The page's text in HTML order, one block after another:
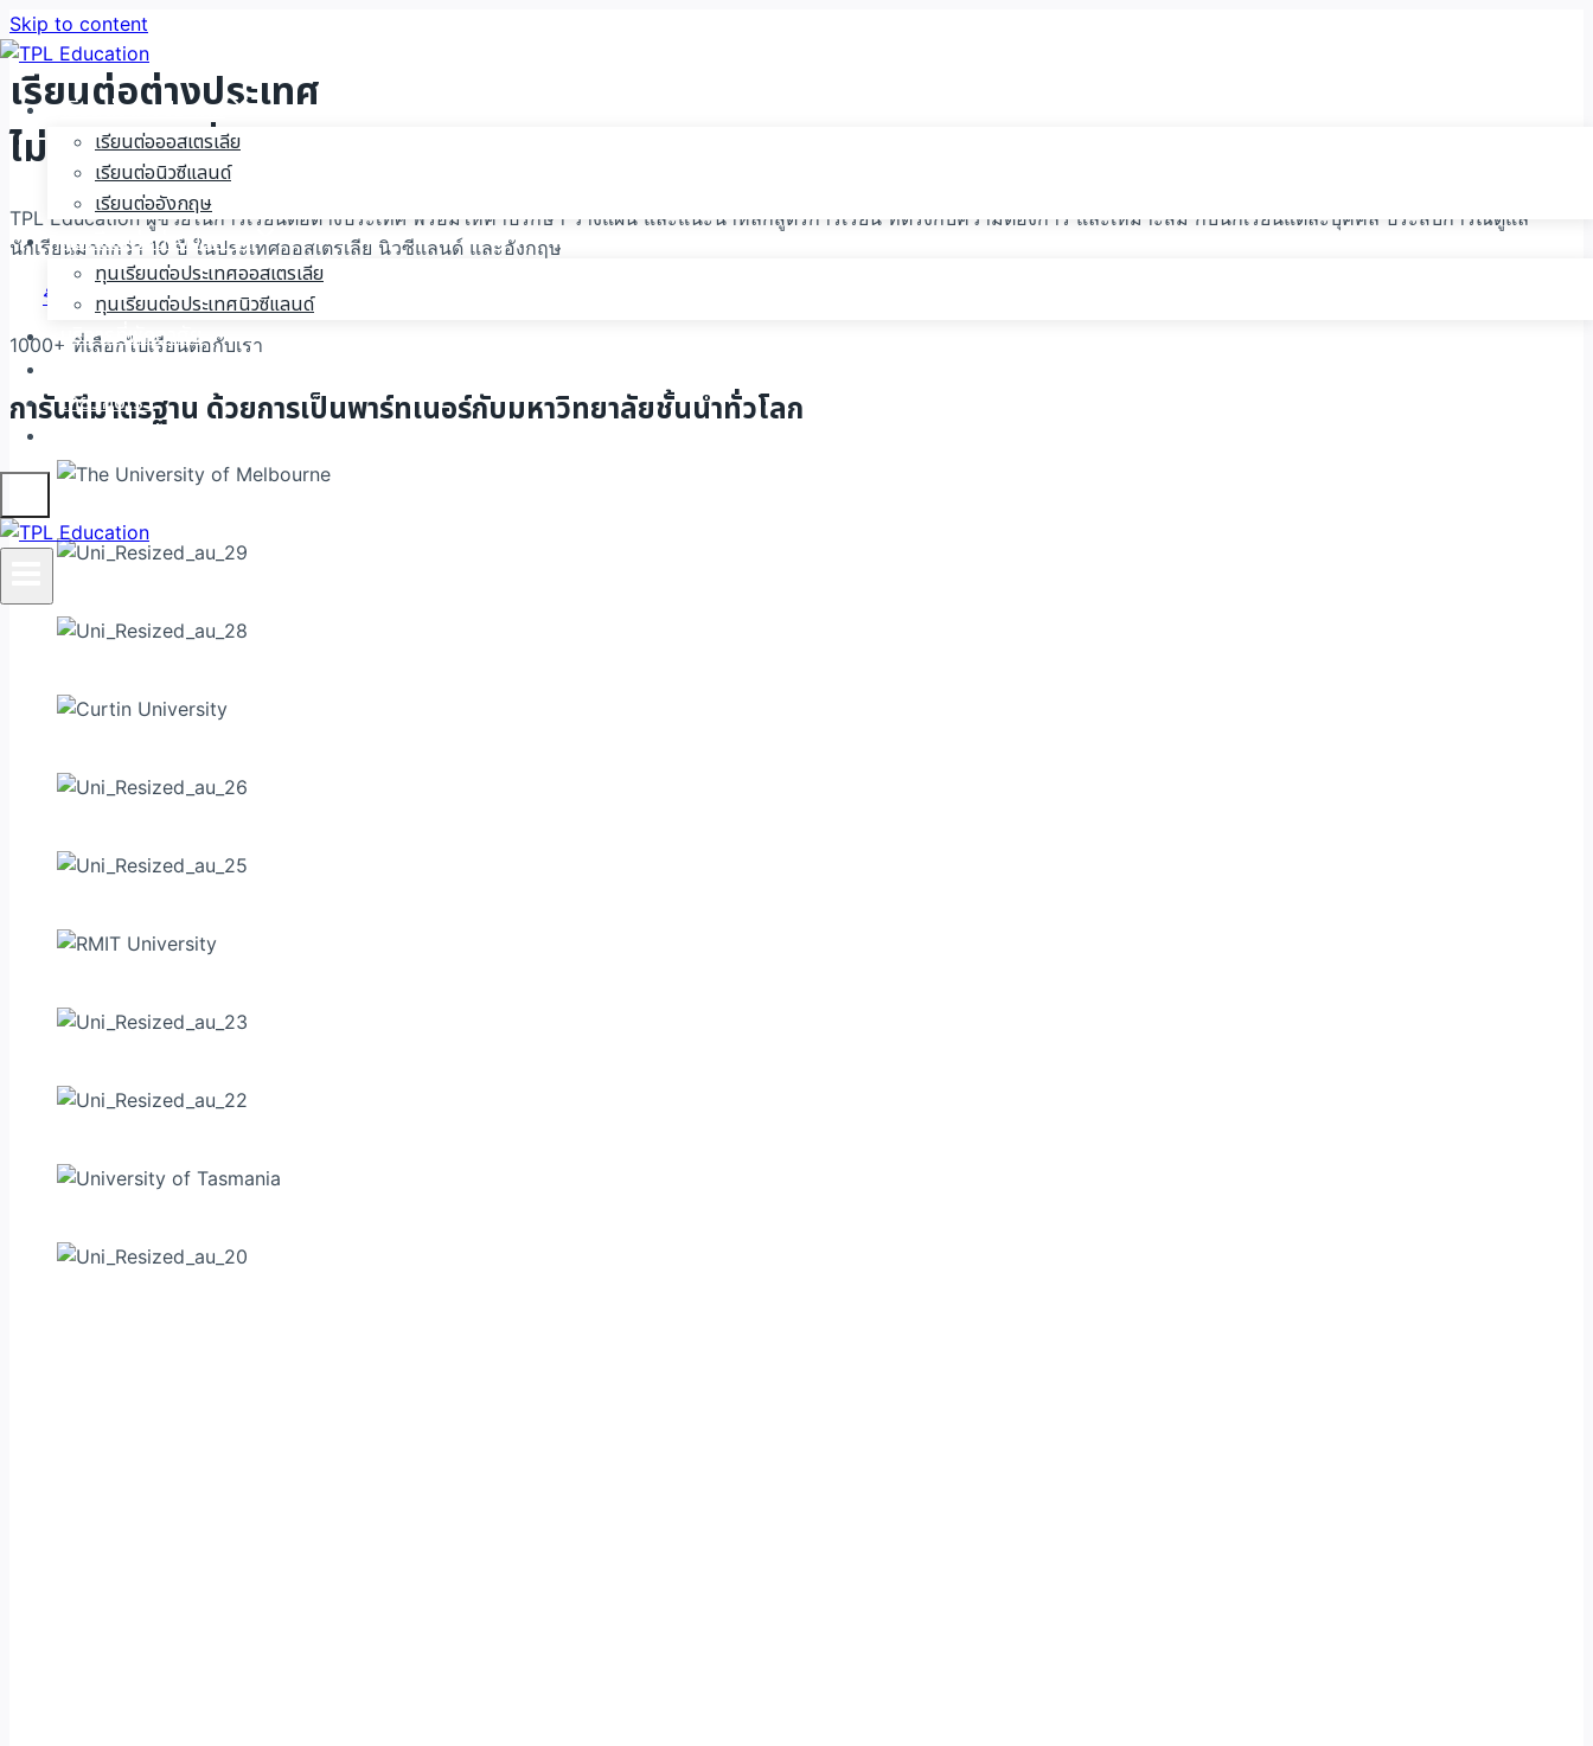
Skip to content
เรียนต่อต่างประเทศ
เรียนต่อออสเตรเลีย
เรียนต่อนิวซีแลนด์
เรียนต่ออังกฤษ
ทุนเรียนต่อต่างประเทศ
ทุนเรียนต่อประเทศออสเตรเลีย
ทุนเรียนต่อประเทศนิวซีแลนด์
บริการที่พักอาศัย
เกี่ยวกับเรา
เรียนต่อต่างประเทศ
ไม่ยากอย่างที่คิด !
TPL Education ผู้ช่วยในการเรียนต่อต่างประเทศ พร้อมให้คำปรึกษา วางแผน และแนะนำหลักสูตรการเรียน ที่ตรงกับความต้องการ และเหมาะสม กับนักเรียนแต่ละบุคคล ประสบการณ์ดูแล
นักเรียนมากกว่า 10 ปี ในประเทศออสเตรเลีย นิวซีแลนด์ และอังกฤษ
รับคำปรึกษาฟรี !
1000+ ที่เลือกไปเรียนต่อกับเรา
การันตีมาตรฐาน ด้วยการเป็นพาร์ทเนอร์กับมหาวิทยาลัยชั้นนำทั่วโลก